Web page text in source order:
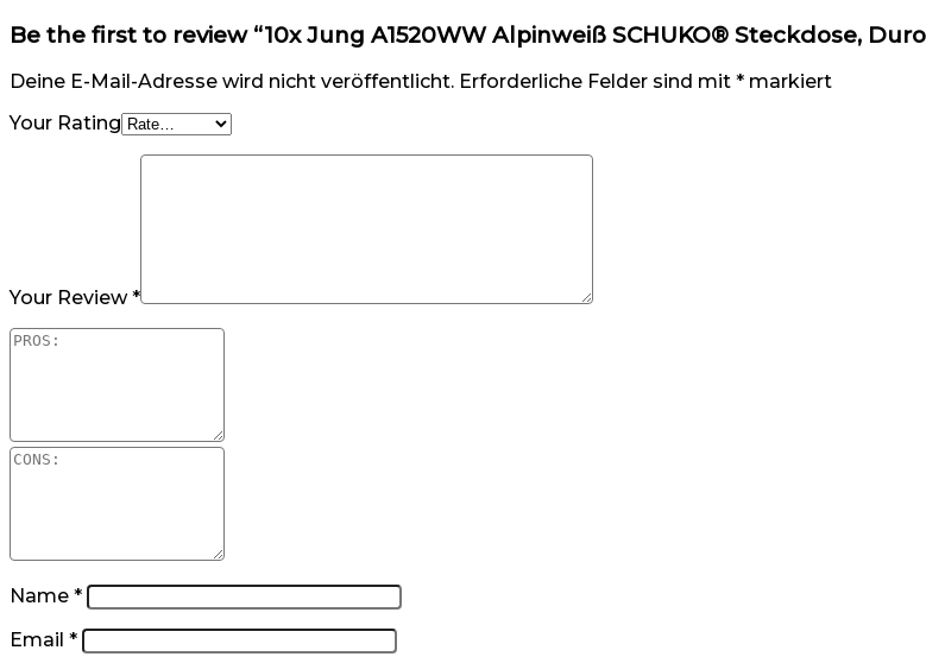
Be the first to review “10x Jung A1520WW Alpinweiß SCHUKO® Steckdose,
Deine E-Mail-Adresse wird nicht veröffentlicht. Erforderliche Felder sind mit * markiert
Your Rating
Your Review*
Name *
Email *